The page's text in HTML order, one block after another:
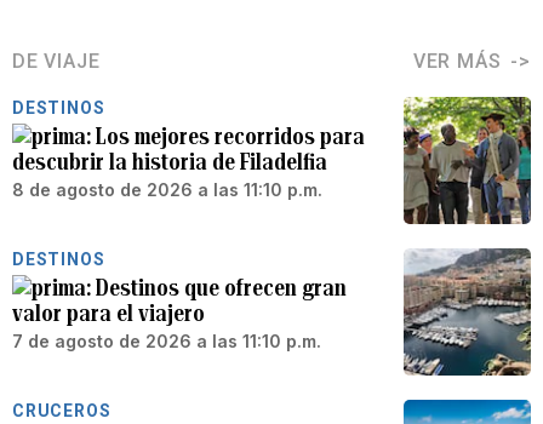
DE VIAJE VER MÁS
DESTINOS
Los mejores recorridos para
descubrir la historia de Filadelfia
8 de agosto de 2026 a las 11:10 p.m.
DESTINOS
Destinos que ofrecen gran
valor para el viajero
7 de agosto de 2026 a las 11:10 p.m.
CRUCEROS